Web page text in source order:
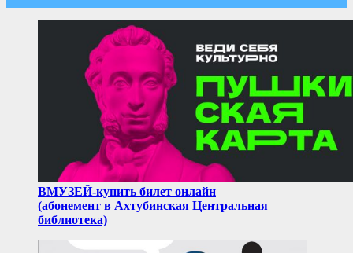
ВМУЗЕЙ-купить билет онлайн
(абонемент в Ахтубинская Центральная
библиотека)